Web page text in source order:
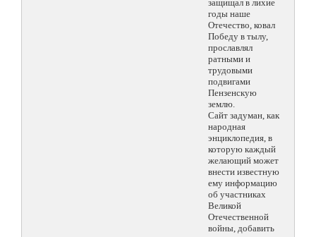
защищал в лихие
годы наше
Отечество, ковал
Победу в тылу,
прославлял
ратными и
трудовыми
подвигами
Пензенскую
землю.
Сайт задуман, как
народная
энциклопедия, в
которую каждый
желающий может
внести известную
ему информацию
об участниках
Великой
Отечественной
войны, добавить